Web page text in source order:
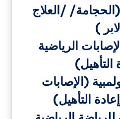
(الحجامة/ /العلاج
)
الرياضية
التأهيل)
(الإصابات
التأهيل)